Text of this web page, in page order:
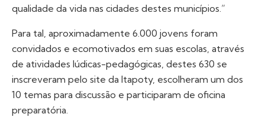
qualidade da vida nas cidades destes municípios.”
Para tal, aproximadamente 6.000 jovens foram
convidados e ecomotivados em suas escolas, através
de atividades lúdicas-pedagógicas, destes 630 se
inscreveram pelo site da Itapoty, escolheram um dos
10 temas para discussão e participaram de oficina
preparatória.